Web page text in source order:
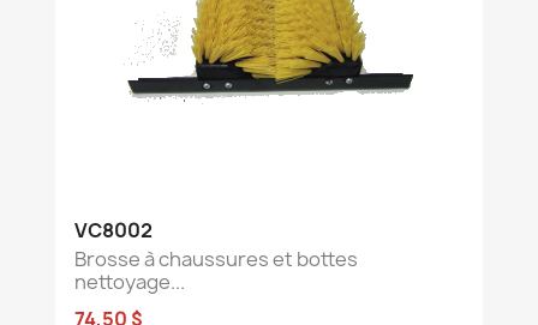
VC8002
Brosse à chaussures et bottes
nettoyage...
74,50 $